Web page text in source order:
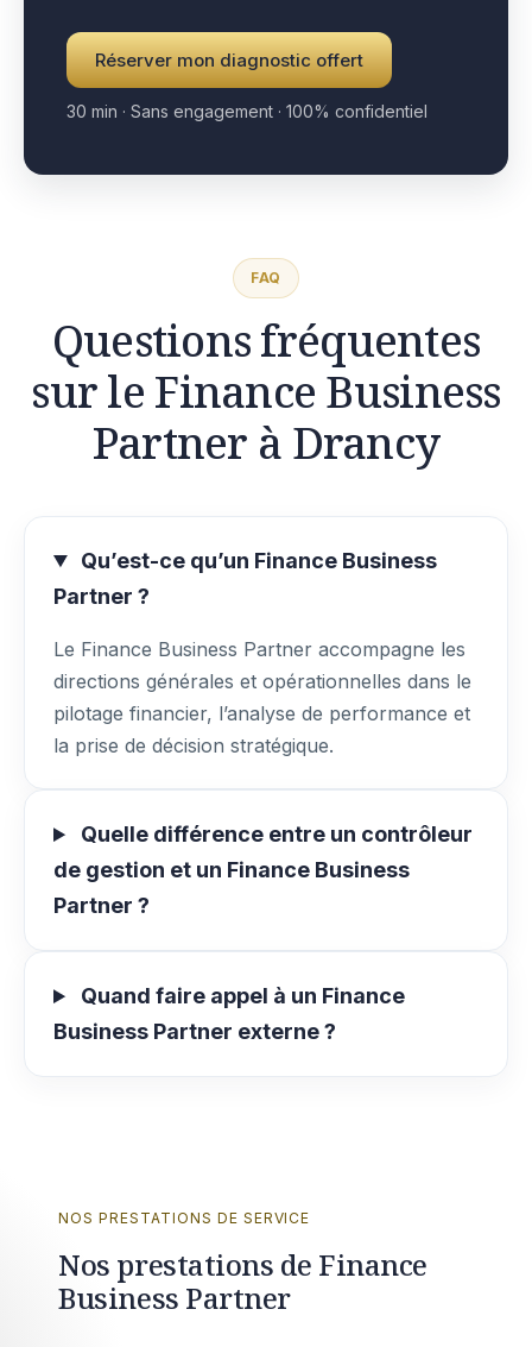
Réserver mon diagnostic offert
30 min · Sans engagement · 100% confidentiel
FAQ
Questions fréquentes
sur le Finance Business
Partner à Drancy
Qu’est-ce qu’un Finance Business
Partner ?
Le Finance Business Partner accompagne les
directions générales et opérationnelles dans le
pilotage financier, l’analyse de performance et
la prise de décision stratégique.
Quelle différence entre un contrôleur
de gestion et un Finance Business
Partner ?
Quand faire appel à un Finance
Business Partner externe ?
NOS PRESTATIONS DE SERVICE
Nos prestations de Finance
Business Partner